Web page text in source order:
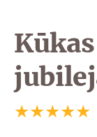
★★★★★